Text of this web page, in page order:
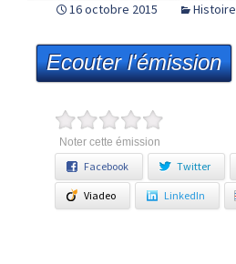
16 octobre 2015 Histoire
Ecouter l'émission
Noter cette émission
Facebook Twitter
Viadeo LinkedIn